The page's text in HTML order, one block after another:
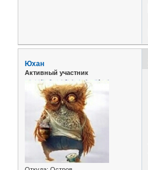
Юхан
Активный участник